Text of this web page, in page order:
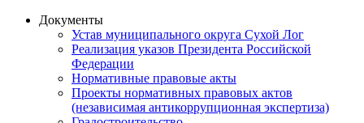
Документы
Устав муниципального округа Сухой Лог
Реализация указов Президента Российской
Федерации
Нормативные правовые акты
Проекты нормативных правовых актов
(независимая антикоррупционная экспертиза)